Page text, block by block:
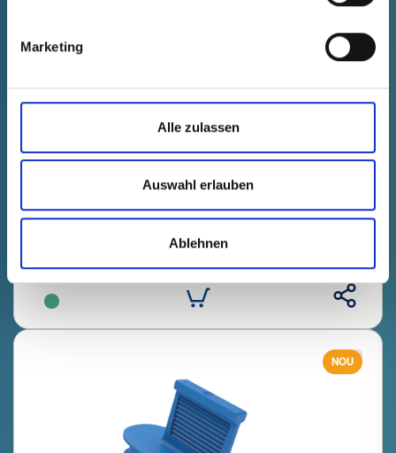
Marketing
Alle zulassen
Auswahl erlauben
Ablehnen
GPN 360 KS 2312 PE-LLD, galben
s'estomper
Comanda nr.
36023120000
gratuit
Mostră Comandă
NOU